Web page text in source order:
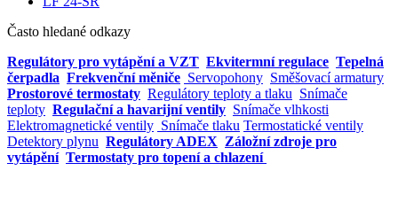
Často hledané odkazy
Regulátory pro vytápění a VZT Ekvitermní regulace Tepelná
čerpadla Frekvenční měniče Servopohony Směšovací armatury
Prostorové termostaty Regulátory teploty a tlaku Snímače
teploty Regulační a havarijní ventily Snímače vlhkosti
Elektromagnetické ventily Snímače tlaku Termostatické ventily
Detektory plynu Regulátory ADEX Záložní zdroje pro
vytápění Termostaty pro topení a chlazení